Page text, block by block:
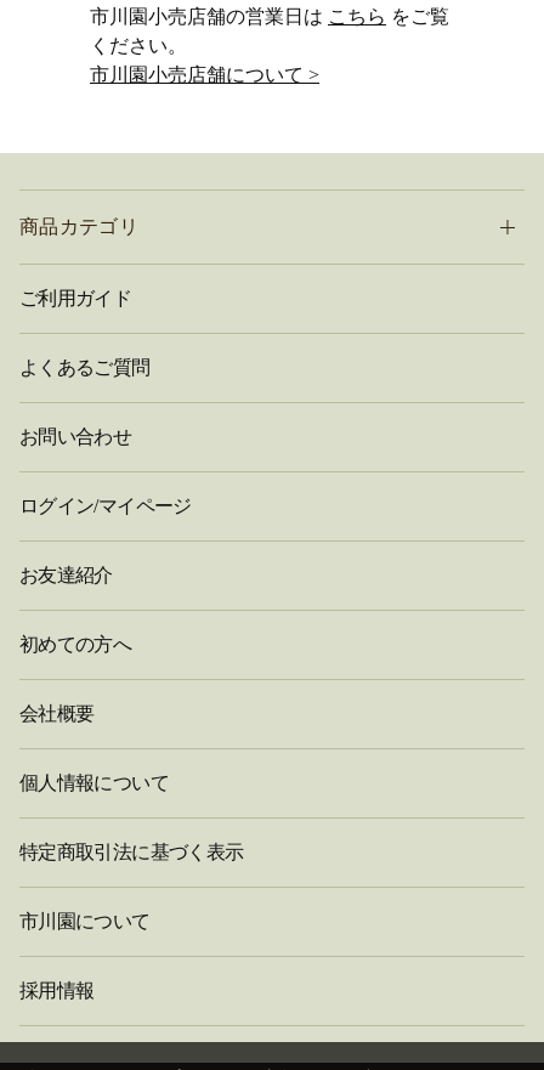
市川園小売店舗の営業日は こちら をご覧
ください。
市川園小売店舗について >
商品カテゴリ
ご利用ガイド
よくあるご質問
お問い合わせ
ログイン/マイページ
お友達紹介
初めての方へ
会社概要
個人情報について
特定商取引法に基づく表示
市川園について
採用情報
閉